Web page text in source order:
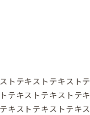
トテキストテキストテ
テキストテキストテキ
キストテキストテキス